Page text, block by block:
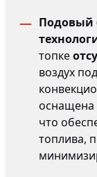
Подовый
топке
воздух
оснащена
что
топлива,